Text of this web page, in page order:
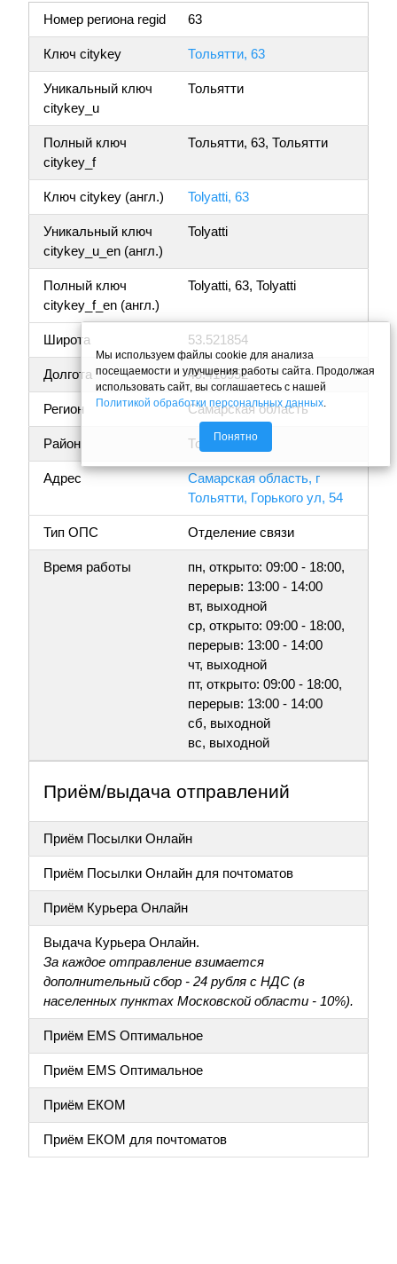
Номер региона regid
63
Ключ citykey Тольятти, 63
Уникальный ключ
citykey_u
Тольятти
Полный ключ
citykey_f
Тольятти, 63, Тольятти
Ключ citykey (англ.) Tolyatti, 63
Уникальный ключ
citykey_u_en (англ.)
Tolyatti
Полный ключ
citykey_f_en (англ.)
Tolyatti, 63, Tolyatti
Широта 53.521854
Долгота 49.410952
Регион Самарская область
Район Тольятти
Адрес
Самарская область, г
Тольятти, Горького ул, 54
Тип ОПС Отделение связи
Время работы
пн, открыто: 09:00 - 18:00,
перерыв: 13:00 - 14:00
вт, выходной
ср, открыто: 09:00 - 18:00,
перерыв: 13:00 - 14:00
чт, выходной
пт, открыто: 09:00 - 18:00,
перерыв: 13:00 - 14:00
сб, выходной
вс, выходной
Приём/выдача отправлений
Приём Посылки Онлайн
Приём Посылки Онлайн для почтоматов
Приём Курьера Онлайн
Выдача Курьера Онлайн.
За каждое отправление взимается
дополнительный сбор - 24 рубля с НДС (в
населенных пунктах Московской области - 10%).
Приём EMS Оптимальное
Приём EMS Оптимальное
Приём ЕКОМ
Приём ЕКОМ для почтоматов
Мы используем файлы cookie для анализа
посещаемости и улучшения работы сайта. Продолжая
использовать сайт, вы соглашаетесь с нашей
Политикой обработки персональных данных
Понятно